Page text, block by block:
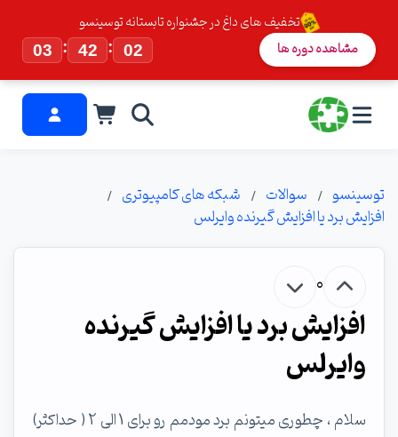
تخفیف های داغ در جشنواره تابستانه توسینسو
03
: 42 : 01 مشاهده دوره ها
توسینسو سوالات
شبکه های کامپیوتری
افزایش برد یا افزایش گیرنده وایرلس
0
افزایش برد یا افزایش گیرنده
وایرلس
سلام ، چطوری میتونم برد مودمم رو برای 1 الی 2 ( حداکثر)